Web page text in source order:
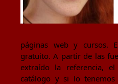
páginas web y cursos.
gratuito. A partir de las
extraído la referencia,
catálogo y si lo